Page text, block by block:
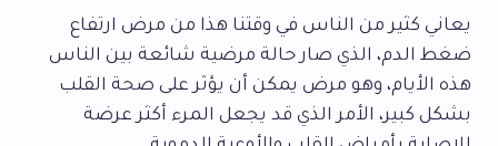
يعاني كثير من الناس في وقتنا هذا من مرض ارتفاع
ضغط الدم، الذي صار حالة مرضية شائعة بين الناس
هذه الأيام، وهو مرض يمكن أن يؤثر على صحة القلب
بشكل كبير، الأمر الذي قد يجعل المرء أكثر عرضة